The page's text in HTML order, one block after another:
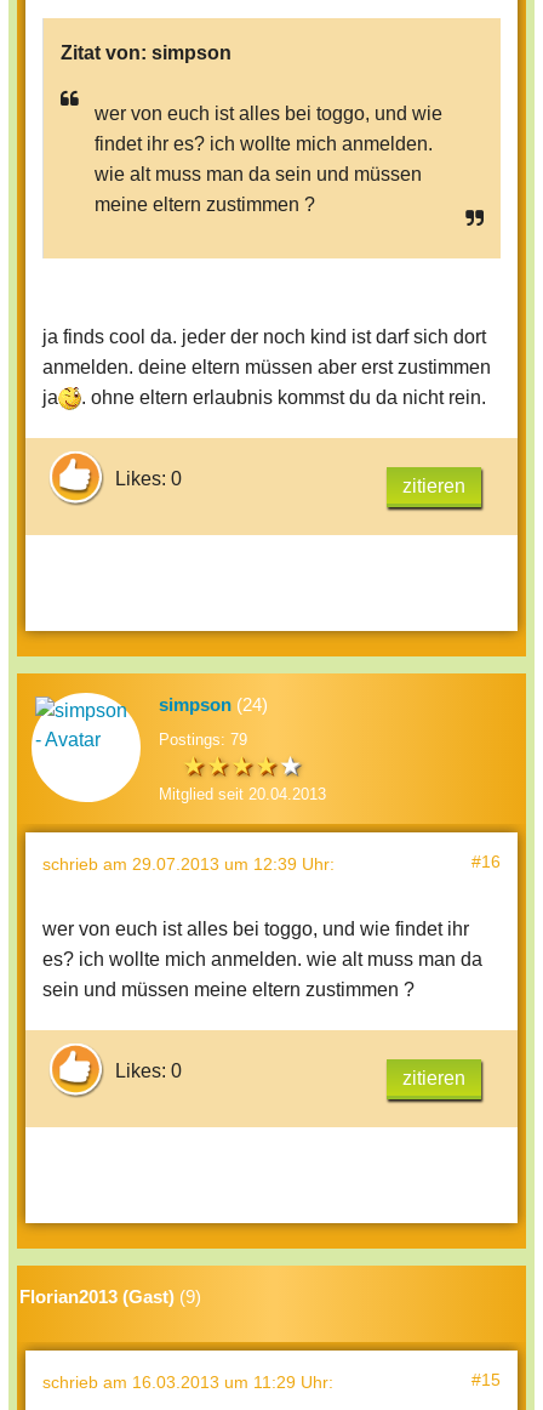
Zitat von: simpson
wer von euch ist alles bei toggo, und wie
findet ihr es? ich wollte mich anmelden.
wie alt muss man da sein und müssen
meine eltern zustimmen ?
ja finds cool da. jeder der noch kind ist darf sich dort
anmelden. deine eltern müssen aber erst zustimmen
ja
. ohne eltern erlaubnis kommst du da nicht rein.
Likes: 0 zitieren
simpson (24)
Postings: 79
Mitglied seit 20.04.2013
schrieb am 29.07.2013 um 12:39 Uhr: #16
wer von euch ist alles bei toggo, und wie findet ihr
es? ich wollte mich anmelden. wie alt muss man da
sein und müssen meine eltern zustimmen ?
Likes: 0 zitieren
Florian2013 (Gast) (9)
schrieb am 16.03.2013 um 11:29 Uhr: #15